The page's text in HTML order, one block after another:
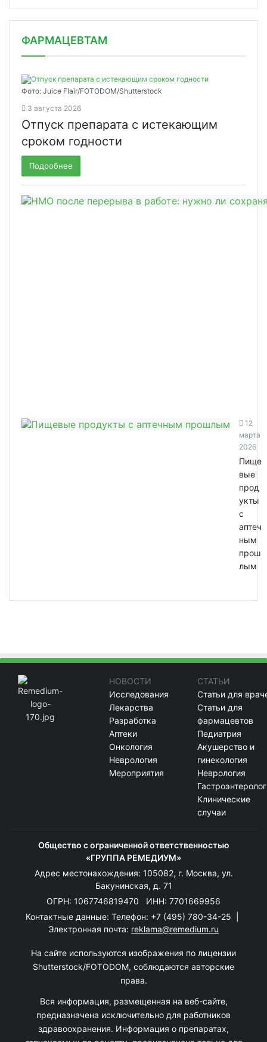
ФАРМАЦЕВТАМ
Фото: Juice Flair/FOTODOM/Shutterstoсk
3 августа 2026
Отпуск препарата с истекающим
сроком годности
Подробнее
12
марта
2026
Пище
вые
прод
укты
с
аптеч
ным
прош
лым
НОВОСТИ
Исследования
Лекарства
Разработка
Аптеки
Онкология
Неврология
Мероприятия
СТАТЬИ
Статьи для
Статьи для
фармацевтов
Педиатрия
Акушерство и
гинекология
Неврология
Клинические
случаи
Общество с ограниченной ответственностью
«ГРУППА РЕМЕДИУМ»
Адрес местонахождения: 105082, г. Москва, ул.
Бакунинская, д. 71
ОГРН: 1067746819470 ИНН: 7701669956
Контактные данные: Телефон: +7 (495) 780-34-25
Электронная почта: reklama@remedium.ru
На сайте используются изображения по лицензии
Shutterstock/FOTODOM, соблюдаются авторские
права.
Вся информация, размещенная на веб-сайте,
предназначена исключительно для работников
здравоохранения. Информация о препаратах,